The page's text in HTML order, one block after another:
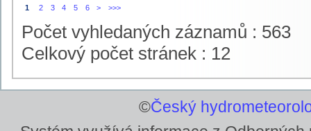
1 2 3 4 5 6 > >>>
Počet vyhledaných záznamů : 563
Celkový počet stránek : 12
©Český